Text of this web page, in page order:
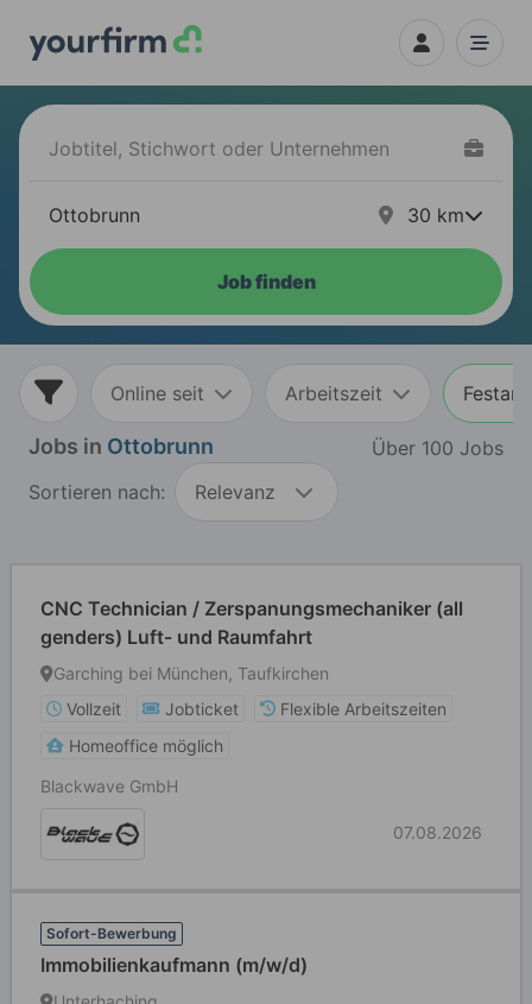
30 km
Job finden
Online seit Arbeitszeit
Jobs in Ottobrunn
Über 100 Jobs
Sortieren nach:
Relevanz
CNC Technician / Zerspanungsmechaniker (all
genders) Luft- und Raumfahrt
Garching bei München, Taufkirchen
Vollzeit
Jobticket
Flexible Arbeitszeiten
Homeoffice möglich
Blackwave GmbH
07.08.2026
Sofort-Bewerbung
Immobilienkaufmann (m/w/d)